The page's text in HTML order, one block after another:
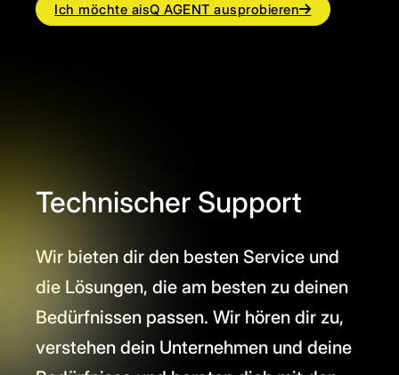
Ich möchte aisQ AGENT ausprobieren
Technischer Support
Wir bieten dir den besten Service und
die Lösungen, die am besten zu deinen
Bedürfnissen passen. Wir hören dir zu,
verstehen dein Unternehmen und deine